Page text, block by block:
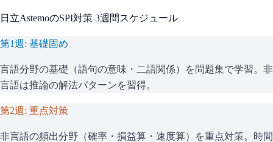
日立AstemoのSPI対策 3週間スケジュール
第1週: 基礎固め
言語分野の基礎（語句の意味・二語関係）を問題集で学習。非
言語は推論の解法パターンを習得。
第2週: 重点対策
非言語の頻出分野（確率・損益算・速度算）を重点対策。時間